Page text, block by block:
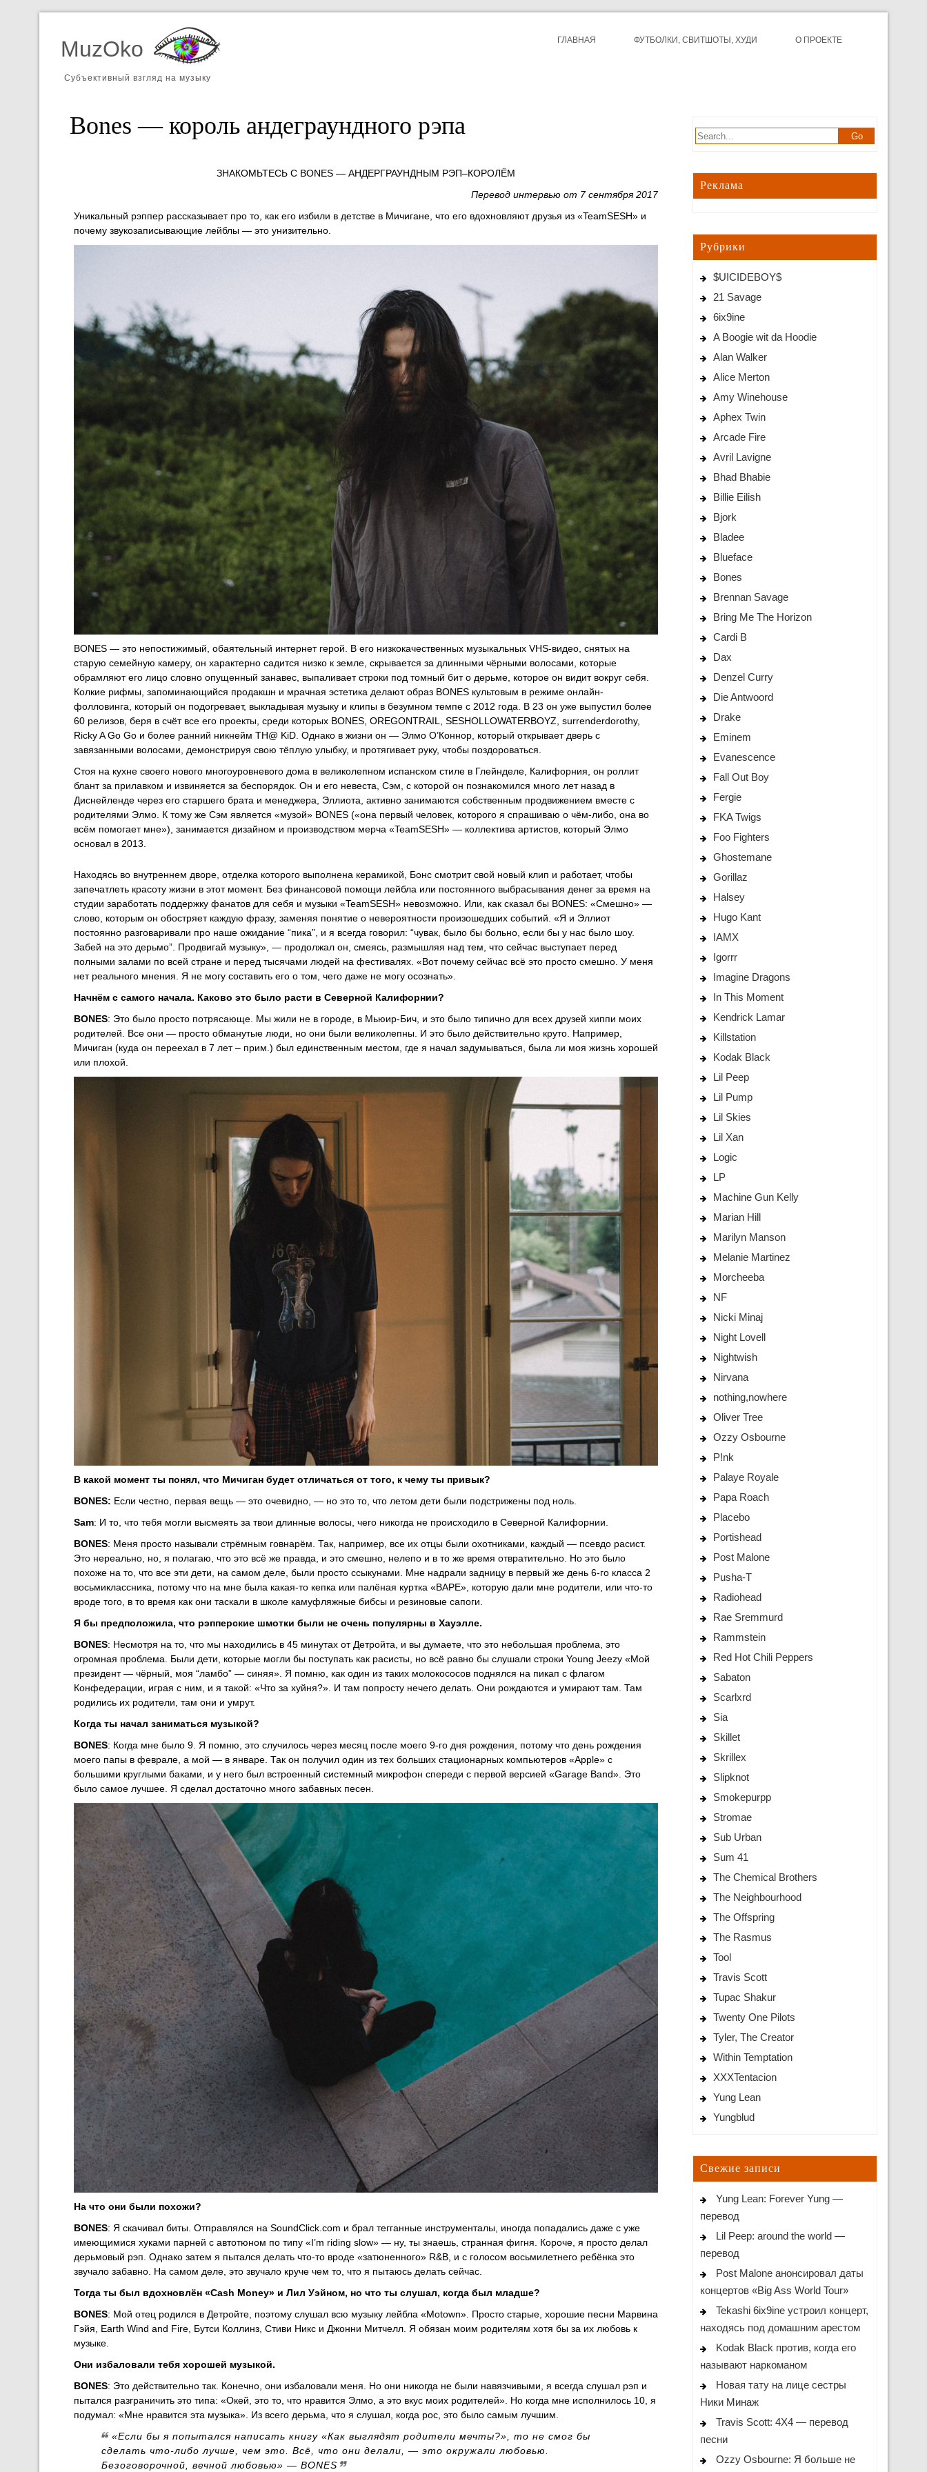
MuzOko
Субъективный взгляд на музыку
ГЛАВНАЯ ФУТБОЛКИ, СВИТШОТЫ, ХУДИ О ПРОЕКТЕ
Bones — король андеграундного рэпа
ЗНАКОМЬТЕСЬ С BONES — АНДЕРГРАУНДНЫМ РЭП–КОРОЛЁМ
Перевод интервью от 7 сентября 2017
Уникальный рэппер рассказывает про то, как его избили в детстве в Мичигане, что его вдохновляют друзья из «TeamSESH» и
почему звукозаписывающие лейблы — это унизительно.
BONES — это непостижимый, обаятельный интернет герой. В его низкокачественных музыкальных VHS-видео, снятых на
старую семейную камеру, он характерно садится низко к земле, скрывается за длинными чёрными волосами, которые
обрамляют его лицо словно опущенный занавес, выпаливает строки под томный бит о дерьме, которое он видит вокруг себя.
Колкие рифмы, запоминающийся продакшн и мрачная эстетика делают образ BONES культовым в режиме онлайн-
фолловинга, который он подогревает, выкладывая музыку и клипы в безумном темпе с 2012 года. В 23 он уже выпустил более
60 релизов, беря в счёт все его проекты, среди которых BONES, OREGONTRAIL, SESHOLLOWATERBOYZ, surrenderdorothy,
Ricky A Go Go и более ранний никнейм TH@ KiD. Однако в жизни он — Элмо О’Коннор, который открывает дверь с
завязанными волосами, демонстрируя свою тёплую улыбку, и протягивает руку, чтобы поздороваться.
Стоя на кухне своего нового многоуровневого дома в великолепном испанском стиле в Глейнделе, Калифорния, он роллит
блант за прилавком и извиняется за беспорядок. Он и его невеста, Сэм, с которой он познакомился много лет назад в
Диснейленде через его старшего брата и менеджера, Эллиота, активно занимаются собственным продвижением вместе с
родителями Элмо. К тому же Сэм является «музой» BONES («она первый человек, которого я спрашиваю о чём-либо, она во
всём помогает мне»), занимается дизайном и производством мерча «TeamSESH» — коллектива артистов, который Элмо
основал в 2013.
Находясь во внутреннем дворе, отделка которого выполнена керамикой, Бонс смотрит свой новый клип и работает, чтобы
запечатлеть красоту жизни в этот момент. Без финансовой помощи лейбла или постоянного выбрасывания денег за время на
студии заработать поддержку фанатов для себя и музыки «TeamSESH» невозможно. Или, как сказал бы BONES: «Смешно» —
слово, которым он обостряет каждую фразу, заменяя понятие о невероятности произошедших событий. «Я и Эллиот
постоянно разговаривали про наше ожидание “пика”, и я всегда говорил: “чувак, было бы больно, если бы у нас было шоу.
Забей на это дерьмо”. Продвигай музыку», — продолжал он, смеясь, размышляя над тем, что сейчас выступает перед
полными залами по всей стране и перед тысячами людей на фестивалях. «Вот почему сейчас всё это просто смешно. У меня
нет реального мнения. Я не могу составить его о том, чего даже не могу осознать».
Начнём с самого начала. Каково это было расти в Северной Калифорнии?
BONES: Это было просто потрясающе. Мы жили не в городе, в Мьюир-Бич, и это было типично для всех друзей хиппи моих
родителей. Все они — просто обманутые люди, но они были великолепны. И это было действительно круто. Например,
Мичиган (куда он переехал в 7 лет – прим.) был единственным местом, где я начал задумываться, была ли моя жизнь хорошей
или плохой.
В какой момент ты понял, что Мичиган будет отличаться от того, к чему ты привык?
BONES: Если честно, первая вещь — это очевидно, — но это то, что летом дети были подстрижены под ноль.
Sam: И то, что тебя могли высмеять за твои длинные волосы, чего никогда не происходило в Северной Калифорнии.
BONES: Меня просто называли стрёмным говнарём. Так, например, все их отцы были охотниками, каждый — псевдо расист.
Это нереально, но, я полагаю, что это всё же правда, и это смешно, нелепо и в то же время отвратительно. Но это было
похоже на то, что все эти дети, на самом деле, были просто ссыкунами. Мне надрали задницу в первый же день 6-го класса 2
восьмиклассника, потому что на мне была какая-то кепка или палёная куртка «BAPE», которую дали мне родители, или что-то
вроде того, в то время как они таскали в школе камуфляжные бибсы и резиновые сапоги.
Я бы предположила, что рэпперские шмотки были не очень популярны в Хауэлле.
BONES: Несмотря на то, что мы находились в 45 минутах от Детройта, и вы думаете, что это небольшая проблема, это
огромная проблема. Были дети, которые могли бы поступать как расисты, но всё равно бы слушали строки Young Jeezy «Мой
президент — чёрный, моя “ламбо” — синяя». Я помню, как один из таких молокососов поднялся на пикап с флагом
Конфедерации, играя с ним, и я такой: «Что за хуйня?». И там попросту нечего делать. Они рождаются и умирают там. Там
родились их родители, там они и умрут.
Когда ты начал заниматься музыкой?
BONES: Когда мне было 9. Я помню, это случилось через месяц после моего 9-го дня рождения, потому что день рождения
моего папы в феврале, а мой — в январе. Так он получил один из тех больших стационарных компьютеров «Apple» с
большими круглыми баками, и у него был встроенный системный микрофон спереди с первой версией «Garage Band». Это
было самое лучшее. Я сделал достаточно много забавных песен.
На что они были похожи?
BONES: Я скачивал биты. Отправлялся на SoundClick.com и брал тегганные инструменталы, иногда попадались даже с уже
имеющимися хуками парней с автотюном по типу «I’m riding slow» — ну, ты знаешь, странная фигня. Короче, я просто делал
дерьмовый рэп. Однако затем я пытался делать что-то вроде «затюненного» R&B, и с голосом восьмилетнего ребёнка это
звучало забавно. На самом деле, это звучало круче чем то, что я пытаюсь делать сейчас.
Тогда ты был вдохновлён «Cash Money» и Лил Уэйном, но что ты слушал, когда был младше?
BONES: Мой отец родился в Детройте, поэтому слушал всю музыку лейбла «Motown». Просто старые, хорошие песни Марвина
Гэйя, Earth Wind and Fire, Бутси Коллинз, Стиви Никс и Джонни Митчелл. Я обязан моим родителям хотя бы за их любовь к
музыке.
Они избаловали тебя хорошей музыкой.
BONES: Это действительно так. Конечно, они избаловали меня. Но они никогда не были навязчивыми, я всегда слушал рэп и
пытался разграничить это типа: «Окей, это то, что нравится Элмо, а это вкус моих родителей». Но когда мне исполнилось 10, я
подумал: «Мне нравится эта музыка». Из всего дерьма, что я слушал, когда рос, это было самым лучшим.
«Если бы я попытался написать книгу «Как выглядят родители мечты?», то не смог бы
сделать что-либо лучше, чем это. Всё, что они делали, — это окружали любовью.
Безоговорочной, вечной любовью» — BONES
Реклама
Рубрики
$UICIDEBOY$
21 Savage
6ix9ine
A Boogie wit da Hoodie
Alan Walker
Alice Merton
Amy Winehouse
Aphex Twin
Arcade Fire
Avril Lavigne
Bhad Bhabie
Billie Eilish
Bjork
Bladee
Blueface
Bones
Brennan Savage
Bring Me The Horizon
Cardi B
Dax
Denzel Curry
Die Antwoord
Drake
Eminem
Evanescence
Fall Out Boy
Fergie
FKA Twigs
Foo Fighters
Ghostemane
Gorillaz
Halsey
Hugo Kant
IAMX
Igorrr
Imagine Dragons
In This Moment
Kendrick Lamar
Killstation
Kodak Black
Lil Peep
Lil Pump
Lil Skies
Lil Xan
Logic
LP
Machine Gun Kelly
Marian Hill
Marilyn Manson
Melanie Martinez
Morcheeba
NF
Nicki Minaj
Night Lovell
Nightwish
Nirvana
nothing,nowhere
Oliver Tree
Ozzy Osbourne
P!nk
Palaye Royale
Papa Roach
Placebo
Portishead
Post Malone
Pusha-T
Radiohead
Rae Sremmurd
Rammstein
Red Hot Chili Peppers
Sabaton
Scarlxrd
Sia
Skillet
Skrillex
Slipknot
Smokepurpp
Stromae
Sub Urban
Sum 41
The Chemical Brothers
The Neighbourhood
The Offspring
The Rasmus
Tool
Travis Scott
Tupac Shakur
Twenty One Pilots
Tyler, The Creator
Within Temptation
XXXTentacion
Yung Lean
Yungblud
Свежие записи
Yung Lean: Forever Yung —
перевод
Lil Peep: around the world —
перевод
Post Malone анонсировал даты
концертов «Big Ass World Tour»
Tekashi 6ix9ine устроил концерт,
находясь под домашним арестом
Kodak Black против, когда его
называют наркоманом
Новая тату на лице сестры
Ники Минаж
Travis Scott: 4X4 — перевод
песни
Ozzy Osbourne: Я больше не